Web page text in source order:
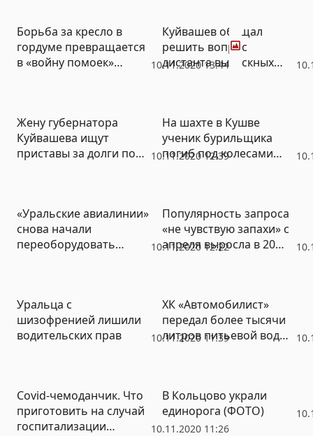
10.11.2020 13:44
Борьба за кресло в
гордуме превращается
в «войну помоек»
Фото
Куйвашев обещал
решить вопрос
дистанта выпускных
10.11.2020 12:39
Жену губернатора
Куйвашева ищут
приставы за долги по
бесконечен»
На шахте в Кушве
ученик бурильщика
погиб под колесами
10.11.2020 12:22
«Уральские авиалинии»
снова начали
переоборудовать
Популярность запроса
«не чувствую запахи» с
апреля выросла в 20
10.11.2020 11:39
Уральца с
шизофренией лишили
водительских прав
ХК «Автомобилист»
передал более тысячи
литров питьевой воды
10.11.2020 11:26
Covid-чемоданчик. Что
приготовить на случай
госпитализации
В Кольцово украли
единорога (ФОТО)